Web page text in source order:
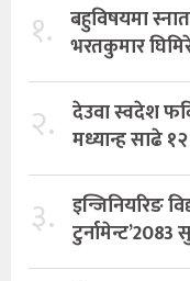
१. बहुविषयमा
भरतकुमार
२. देउवा स्वदेश
मध्यान्ह साढे
३. इन्जिनियरिङ
टुर्नामेन्ट’2083